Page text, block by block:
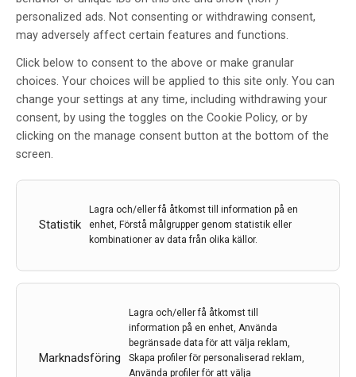
personalized ads. Not consenting or withdrawing consent,
may adversely affect certain features and functions.
Click below to consent to the above or make granular
choices. Your choices will be applied to this site only. You can
change your settings at any time, including withdrawing your
consent, by using the toggles on the Cookie Policy, or by
clicking on the manage consent button at the bottom of the
screen.
Statistik
Lagra och/eller få åtkomst till information på en
enhet, Förstå målgrupper genom statistik eller
kombinationer av data från olika källor.
Marknadsföring
Lagra och/eller få åtkomst till
information på en enhet, Använda
begränsade data för att välja reklam,
Skapa profiler för personaliserad reklam,
Använda profiler för att välja
Personer med låg utbildning och låg inkomst kan löpa
en tioprocentigt ökad risk för att dö eller vara
beroende av hjälp tre månader efter stroke, jämfört
med personer med hög utbildning och inkomst.
14 nov 2023